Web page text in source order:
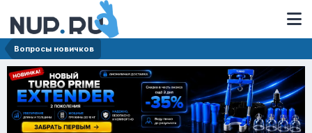
Вопросы новичков